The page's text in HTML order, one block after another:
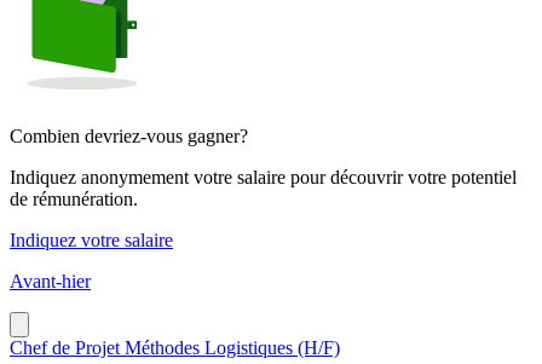
Combien devriez-vous gagner?
Indiquez anonymement votre salaire pour découvrir votre potentiel
de rémunération.
Indiquez votre salaire
Avant-hier
Chef de Projet Méthodes Logistiques (H/F)